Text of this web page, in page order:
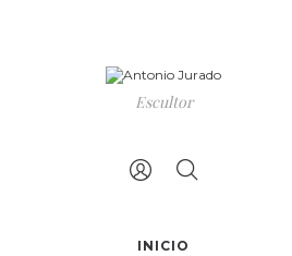
Escultor
INICIO